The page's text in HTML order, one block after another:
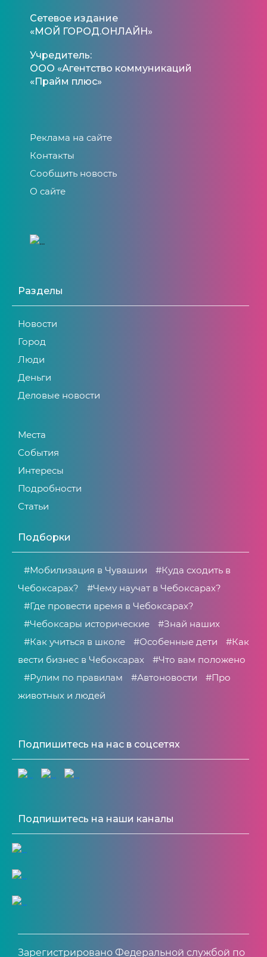
Сетевое издание
«МОЙ ГОРОД.ОНЛАЙН»
Учредитель:
ООО «Агентство коммуникаций
«Прайм плюс»
Реклама на сайте
Контакты
Сообщить новость
О сайте
Разделы
Новости
Город
Люди
Деньги
Деловые новости
Места
События
Интересы
Подробности
Статьи
Подборки
#Мобилизация в Чувашии
#Куда сходить в
Чебоксарах?
#Чему научат в Чебоксарах?
#Где провести время в Чебоксарах?
#Чебоксары исторические
#Знай наших
#Как учиться в школе
#Особенные дети
#Как
вести бизнес в Чебоксарах
#Что вам положено
#Рулим по правилам
#Автоновости
#Про
животных и людей
Подпишитесь на нас в соцсетях
Подпишитесь на наши каналы
Зарегистрировано Федеральной службой по